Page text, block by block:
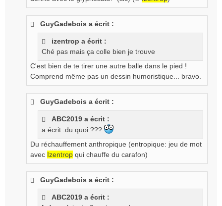
GuyGadebois a écrit :
izentrop a écrit :
Ché pas mais ça colle bien je trouve
C'est bien de te tirer une autre balle dans le pied !
Comprend même pas un dessin humoristique... bravo.
GuyGadebois a écrit :
ABC2019 a écrit :
a écrit :du quoi ???
Du réchauffement anthropique (entropique: jeu de mot
avec Izentrop qui chauffe du carafon)
GuyGadebois a écrit :
ABC2019 a écrit :